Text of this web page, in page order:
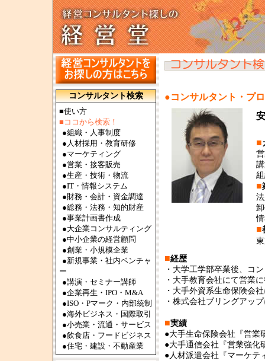
コンサルタント検索
■使い方
■ココから検索！
●組織・人事制度
● 人材採用・教育研修
●マーケティング
●営業・接客販売
●生産・技術・物流
●IT・情報システム
●財務・会計・資金調達
●総務・法務・知的財産
●事業計画書作成
●大企業コンサルティング
●中小企業の経営顧問
●創業・小規模企業
●新規事業・社内ベンチャ
ー
●講演・セミナー講師
●企業再生・IPO・M&A
●ISO・Pマーク・内部統制
●海外ビジネス・国際取引
●小売業・流通・サービス
●飲食店・フードビジネス
●住宅・建設・不動産業
●コンサルタント・プ
■
■
■
■経歴
・大学工学部卒業後、コ
・大手教育会社にて営業
・大手外資系生命保険会
・株式会社ブリングアッ
■実績
●大手生命保険会社『営業
●大手通信会社『営業強化
●人材派遣会社『マーケテ